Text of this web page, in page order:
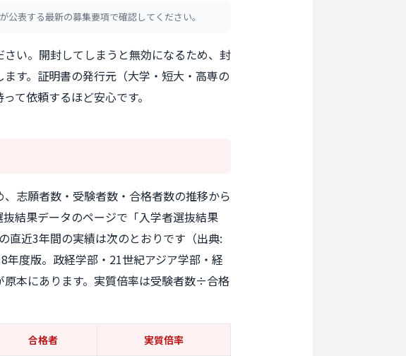
表する最新の募集要項で確認してください。
い。開封してしまうと無効になるため、封
す。証明書の発行元（大学・短大・高専の
て依頼するほど安心です。
志願者数・受験者数・合格者数の推移から
結果データのページで「入学者選抜結果
直近3年間の実績は次のとおりです（出典:
度版。政経学部・21世紀アジア学部・経
本にあります。実質倍率は受験者数÷合格
合格者 実質倍率